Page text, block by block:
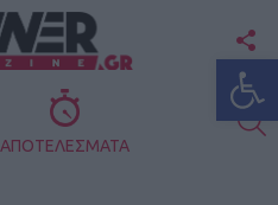
ΑΠΟΤΕΛΕΣΜΑΤΑ